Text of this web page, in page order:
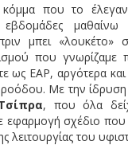
που το
μαθαίνω
μπει «λουκέτο»
που γνωρίζαμε
ως ΕΑΡ, αργότερα
Με την
, που όλα
εφαρμογή σχέδιο που
λειτουργίας του